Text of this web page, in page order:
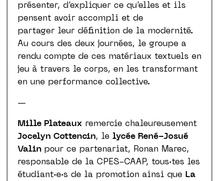
présenter, d’expliquer ce qu’elles et ils
pensent avoir accompli et de
partager leur définition de la modernité.
Au cours des deux journées, le groupe a
rendu compte de ces matériaux textuels en
jeu à travers le corps, en les transformant
en une performance collective.
—
Mille Plateaux remercie chaleureusement
Jocelyn Cottencin, le lycée René-Josué
Valin pour ce partenariat, Ronan Marec,
responsable de la CPES-CAAP, tous·tes les
étudiant·e·s de la promotion ainsi que La